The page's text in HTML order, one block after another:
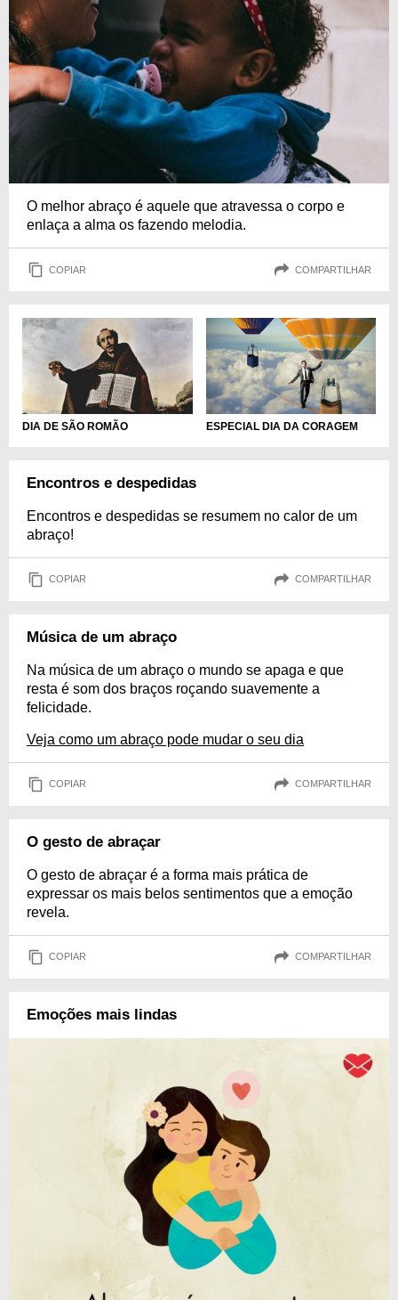
O melhor abraço é aquele que atravessa o corpo e
enlaça a alma os fazendo melodia.
COPIAR COMPARTILHAR
DIA DE SÃO ROMÃO ESPECIAL DIA DA CORAGEM
Encontros e despedidas
Encontros e despedidas se resumem no calor de um
abraço!
COPIAR COMPARTILHAR
Música de um abraço
Na música de um abraço o mundo se apaga e que
resta é som dos braços roçando suavemente a
felicidade.
Veja como um abraço pode mudar o seu dia
COPIAR COMPARTILHAR
O gesto de abraçar
O gesto de abraçar é a forma mais prática de
expressar os mais belos sentimentos que a emoção
revela.
COPIAR COMPARTILHAR
Emoções mais lindas